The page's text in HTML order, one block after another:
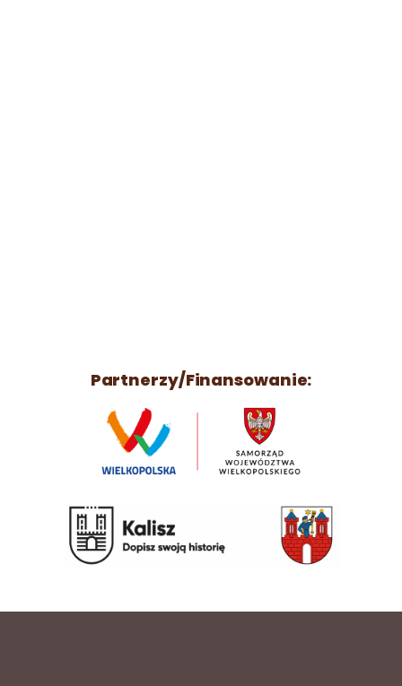
Partnerzy/Finansowanie: